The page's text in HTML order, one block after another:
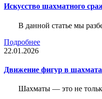
Искусство шахматного
В данной статье мы
Подробнее
22.01.2026
Движение фигур в
Шахматы — это не